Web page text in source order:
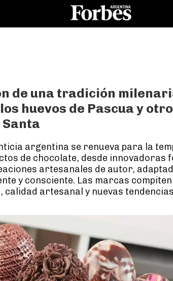
de una tradición
huevos de Pascua y
Santa
argentina se renueva para la
de chocolate, desde innovadoras
artesanales de autor,
y consciente. Las marcas
artesanal y nuevas